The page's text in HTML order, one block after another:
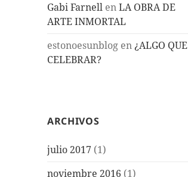
Gabi Farnell enLA OBRA DE
ARTE INMORTAL
estonoesunblog en¿ALGO QUE
CELEBRAR?
ARCHIVOS
julio 2017 (1)
noviembre 2016 (1)